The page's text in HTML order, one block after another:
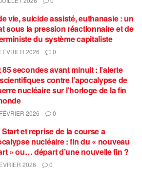
vie, suicide assisté, euthanasie : un
sous la pression réactionnaire et de
du système capitaliste
2026 0
85 secondes avant minuit : l’alerte
contre l’apocalypse de
nucléaire sur l’horloge de la fin
2026 0
Start et reprise de la course a
nucléaire : fin du « nouveau
» ou… départ d’une nouvelle fin ?
2026 0